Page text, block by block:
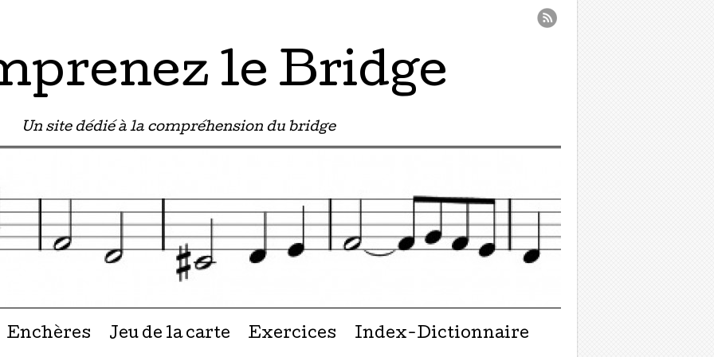
le Bridge
Un site dédié à la compréhension du bridge
contenu
Enchères Jeu de la carte Exercices Index-Dictionnaire